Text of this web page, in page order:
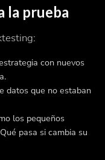
la prueba
con nuevos
datos que no estaban
los pequeños
pasa si cambia su